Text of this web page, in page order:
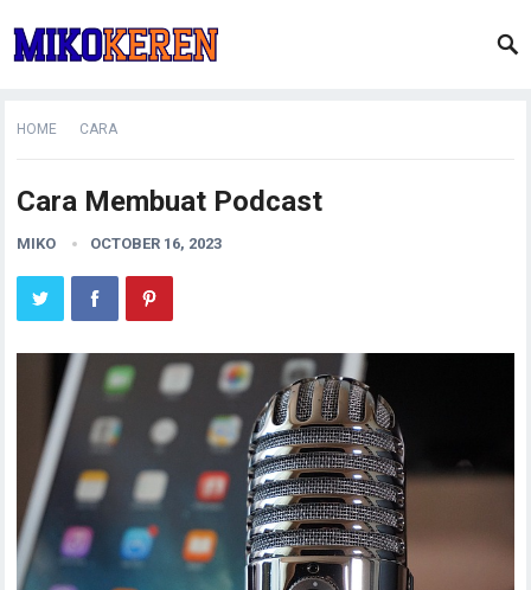
HOME CARA
Cara Membuat Podcast
MIKO OCTOBER 16, 2023